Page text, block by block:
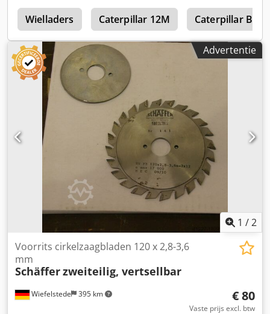
Wielladers Caterpillar 12M Caterpillar
Advertentie
1 /2
Wiefelstede 395 km
Voorrits cirkelzaagbladen 120 x 2,8-3,6
mm
Schäfferzweiteilig, vertsellbar
€ 80
Vaste prijs excl. btw